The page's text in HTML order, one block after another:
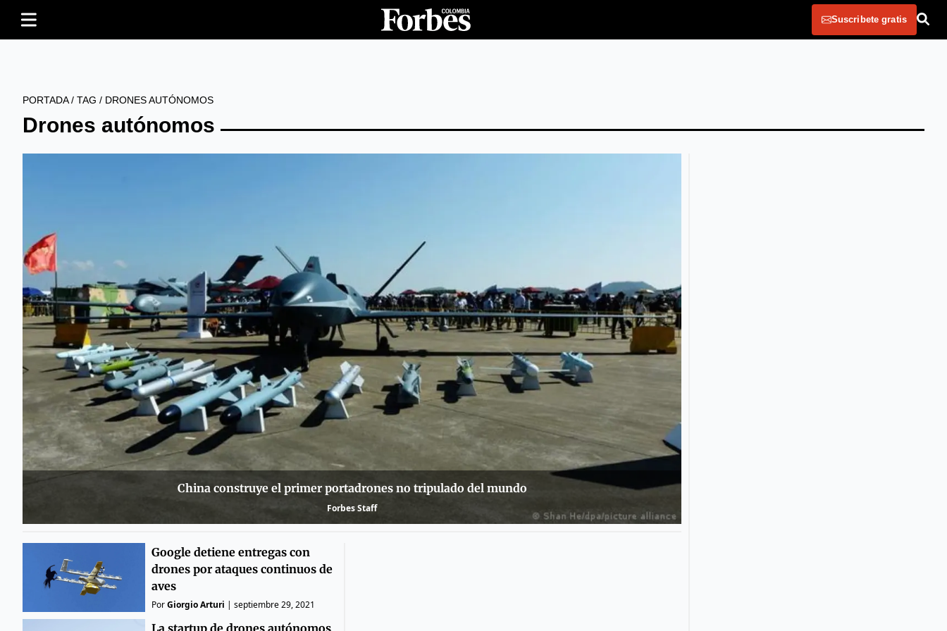
Suscribete gratis
PORTADA/ TAG / DRONES AUTÓNOMOS
Drones autónomos
China construye el primer portadrones no tripulado del mundo
Forbes Staff
Google detiene entregas con
drones por ataques continuos de
aves
PorGiorgio Arturi | septiembre 29, 2021
La startup de drones autónomos